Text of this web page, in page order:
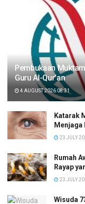
Pembukaan
Guru Al-Qur’an
4 AUGUST 2026 08:31
Katarak
Menjaga
23 JULY
Rumah
Rayap
23 JULY
Wisuda